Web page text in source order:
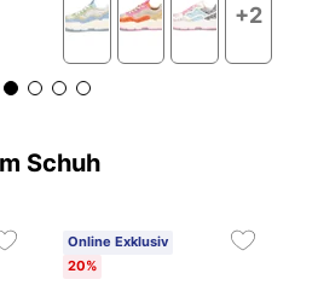
+2
Schuh
Online Exklusiv
20%